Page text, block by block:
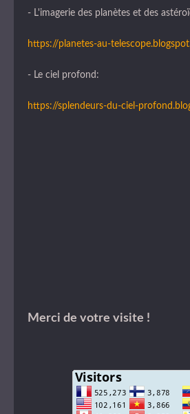
- L'imagerie des planètes et des
https://planetes-au-
- Le ciel profond:
https://splendeurs-du-ciel-
Merci de votre visite !